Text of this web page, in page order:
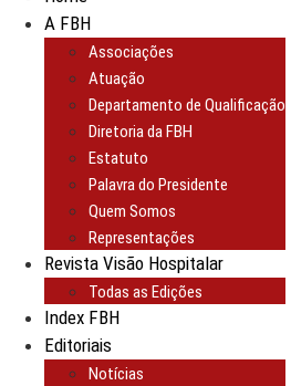
A FBH
Associações
Atuação
Departamento de Qualificação
Diretoria da FBH
Estatuto
Palavra do Presidente
Quem Somos
Representações
Revista Visão Hospitalar
Todas as Edições
Index FBH
Editoriais
Notícias